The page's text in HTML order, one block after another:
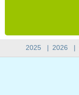
2025 | 2026 |